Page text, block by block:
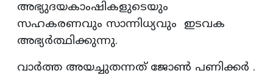
അഭ്യുദയകാംഷികളുടെയും
സഹകരണവും സാന്നിധ്യവും ഇടവക
അഭ്യര്‍ത്ഥിക്കുന്നു.
വാര്‍ത്ത അയച്ചുതന്നത് ജോണ്‍ പണിക്കര്‍ .